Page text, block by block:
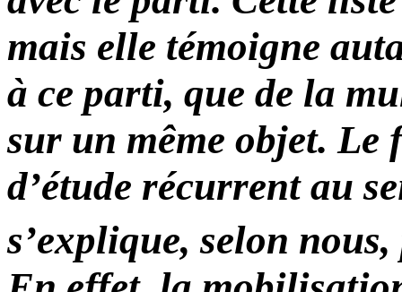
mais elle témoigne
à ce parti, que de la
sur un même objet. Le
d’étude récurrent au
s’explique, selon